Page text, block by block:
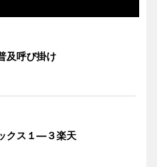
及呼び掛け
クス１―３楽天